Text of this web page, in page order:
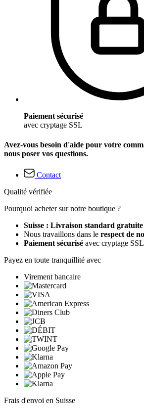
Paiement sécurisé
avec cryptage SSL
Avez-vous besoin d'aide pour votre
nous poser vos questions.
Contact
Qualité vérifiée
Pourquoi acheter sur notre boutique ?
Suisse : Livraison standard gratuite
Nous travaillons dans le respect de
Paiement sécurisé avec cryptage SSL
Payez en toute tranquillité avec
Virement bancaire
Frais d'envoi en Suisse